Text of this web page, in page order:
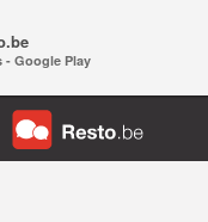
- Google Play